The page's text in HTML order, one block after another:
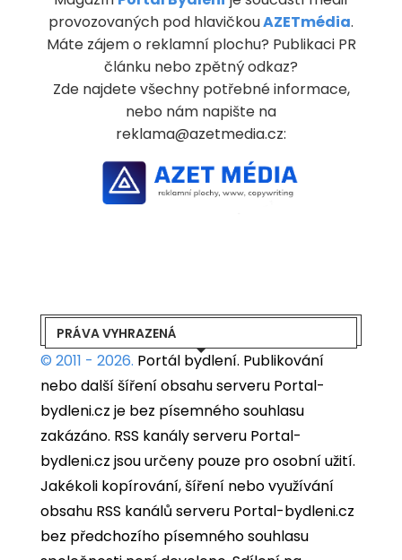
provozovaných pod hlavičkouAZETmédia.
Máte zájem o reklamní plochu? Publikaci PR
článku nebo zpětný odkaz?
Zde najdete všechny potřebné informace,
nebo nám napište na
reklama@azetmedia.cz:
PRÁVA VYHRAZENÁ
© 2011 - 2026. Portál bydlení. Publikování
nebo další šíření obsahu serveru Portal-
bydleni.cz je bez písemného souhlasu
zakázáno. RSS kanály serveru Portal-
bydleni.cz jsou určeny pouze pro osobní užití.
Jakékoli kopírování, šíření nebo využívání
obsahu RSS kanálů serveru Portal-bydleni.cz
bez předchozího písemného souhlasu